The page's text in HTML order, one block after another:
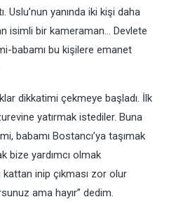
Uslu’nun yanında iki kişi daha
isimli bir kameraman… Devlete
babamı bu kişilere emanet
dikkatimi çekmeye başladı. İlk
yatırmak istediler. Buna
babamı Bostancı’ya taşımak
bize yardımcı olmak
inip çıkması zor olur
ama hayır” dedim.